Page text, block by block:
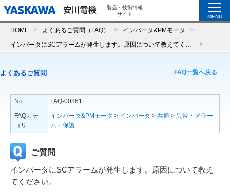
製品・技術情報
サイト
MENU
HOME よくあるご質問（FAQ） インバータ&PMモータ
よくあるご質問 FAQ一覧へ戻る
No.
FAQ-00861
FAQカテ
ゴリ
インバータ&PMモータ > インバータ > 共通 > 異常・アラー
ム・保護
ご質問
インバータにSCアラームが発生します。原因について教え
てください。